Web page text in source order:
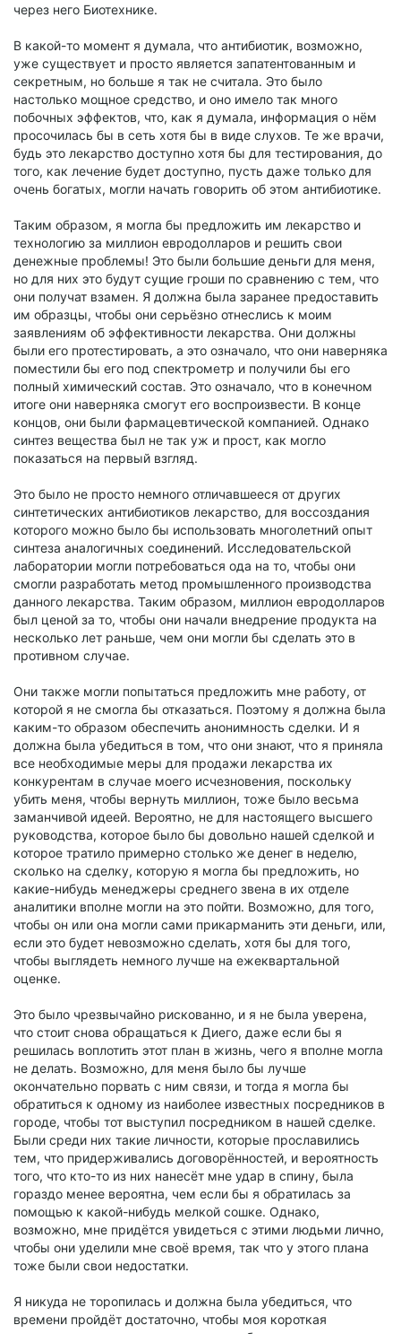
через него Биотехнике.
В какой-то момент я думала, что антибиотик, возможно,
уже существует и просто является запатентованным и
секретным, но больше я так не считала. Это было
настолько мощное средство, и оно имело так много
побочных эффектов, что, как я думала, информация о нём
просочилась бы в сеть хотя бы в виде слухов. Те же врачи,
будь это лекарство доступно хотя бы для тестирования, до
того, как лечение будет доступно, пусть даже только для
очень богатых, могли начать говорить об этом антибиотике.
Таким образом, я могла бы предложить им лекарство и
технологию за миллион евродолларов и решить свои
денежные проблемы! Это были большие деньги для меня,
но для них это будут сущие гроши по сравнению с тем, что
они получат взамен. Я должна была заранее предоставить
им образцы, чтобы они серьёзно отнеслись к моим
заявлениям об эффективности лекарства. Они должны
были его протестировать, а это означало, что они наверняка
поместили бы его под спектрометр и получили бы его
полный химический состав. Это означало, что в конечном
итоге они наверняка смогут его воспроизвести. В конце
концов, они были фармацевтической компанией. Однако
синтез вещества был не так уж и прост, как могло
показаться на первый взгляд.
Это было не просто немного отличавшееся от других
синтетических антибиотиков лекарство, для воссоздания
которого можно было бы использовать многолетний опыт
синтеза аналогичных соединений. Исследовательской
лаборатории могли потребоваться ода на то, чтобы они
смогли разработать метод промышленного производства
данного лекарства. Таким образом, миллион евродолларов
был ценой за то, чтобы они начали внедрение продукта на
несколько лет раньше, чем они могли бы сделать это в
противном случае.
Они также могли попытаться предложить мне работу, от
которой я не смогла бы отказаться. Поэтому я должна была
каким-то образом обеспечить анонимность сделки. И я
должна была убедиться в том, что они знают, что я приняла
все необходимые меры для продажи лекарства их
конкурентам в случае моего исчезновения, поскольку
убить меня, чтобы вернуть миллион, тоже было весьма
заманчивой идеей. Вероятно, не для настоящего высшего
руководства, которое было бы довольно нашей сделкой и
которое тратило примерно столько же денег в неделю,
сколько на сделку, которую я могла бы предложить, но
какие-нибудь менеджеры среднего звена в их отделе
аналитики вполне могли на это пойти. Возможно, для того,
чтобы он или она могли сами прикарманить эти деньги, или,
если это будет невозможно сделать, хотя бы для того,
чтобы выглядеть немного лучше на ежеквартальной
оценке.
Это было чрезвычайно рискованно, и я не была уверена,
что стоит снова обращаться к Диего, даже если бы я
решилась воплотить этот план в жизнь, чего я вполне могла
не делать. Возможно, для меня было бы лучше
окончательно порвать с ним связи, и тогда я могла бы
обратиться к одному из наиболее известных посредников в
городе, чтобы тот выступил посредником в нашей сделке.
Были среди них такие личности, которые прославились
тем, что придерживались договорённостей, и вероятность
того, что кто-то из них нанесёт мне удар в спину, была
гораздо менее вероятна, чем если бы я обратилась за
помощью к какой-нибудь мелкой сошке. Однако,
возможно, мне придётся увидеться с этими людьми лично,
чтобы они уделили мне своё время, так что у этого плана
тоже были свои недостатки.
Я никуда не торопилась и должна была убедиться, что
времени пройдёт достаточно, чтобы моя короткая